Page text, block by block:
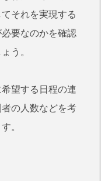
それを実現する
要なのかを確認
う。
望する日程の連
の人数などを考
。